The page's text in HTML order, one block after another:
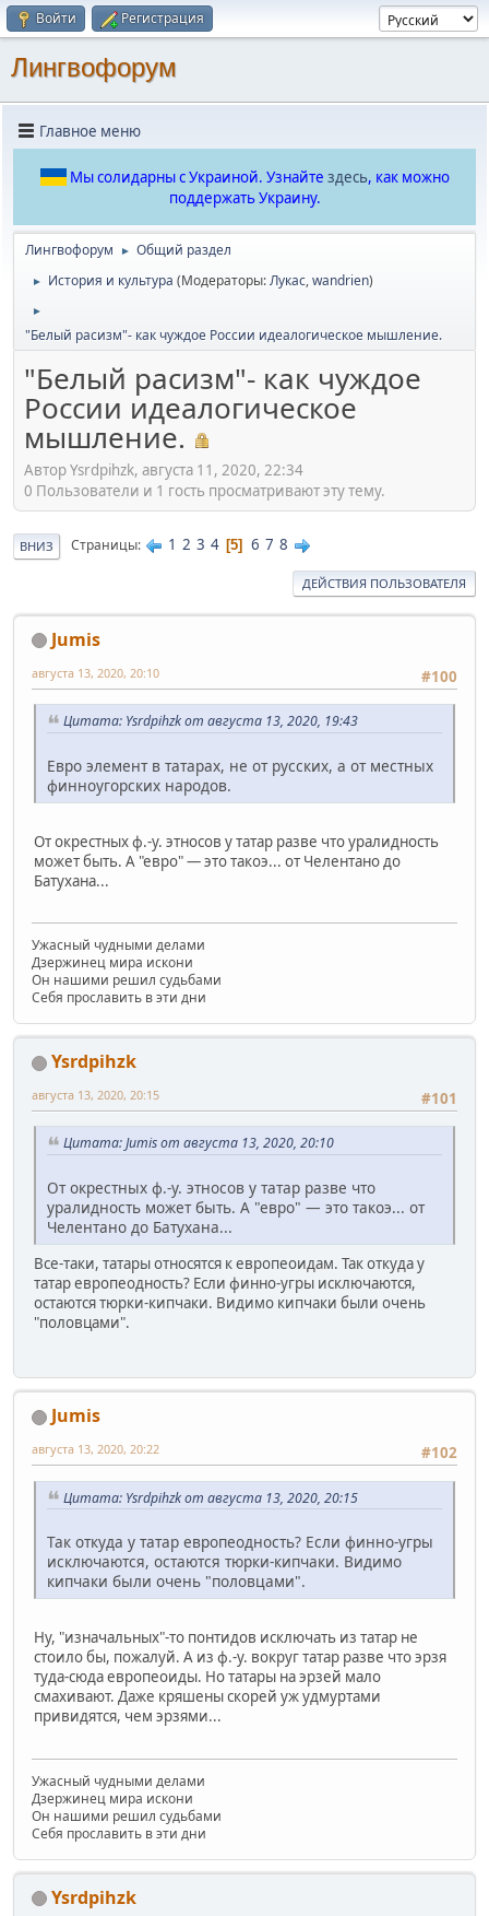
Войти Регистрация
Лингвофорум
Главное меню
Мы солидарны с Украиной. Узнайте здесь, как можно
поддержать Украину.
Лингвофорум ► Общий раздел
► История и культура (Модераторы:Лукас,wandrien)
►
"Белый расизм"- как чуждое России идеалогическое мышление.
"Белый расизм"- как чуждое
России идеалогическое
мышление.
Автор Ysrdpihzk, августа 11, 2020, 22:34
0 Пользователи и 1 гость просматривают эту тему.
ВНИЗ Страницы 1 2 3 4 5 6 7 8
ДЕЙСТВИЯ ПОЛЬЗОВАТЕЛЯ
Jumis
#100
августа 13, 2020, 20:10
Цитата: Ysrdpihzk от августа 13, 2020, 19:43
Евро элемент в татарах, не от русских, а от местных
финноугорских народов.
От окрестных ф.-у. этносов у татар разве что уралидность
может быть. А "евро" — это такоэ... от Челентано до
Батухана...
Ужасный чудными делами
Дзержинец мира искони
Он нашими решил судьбами
Себя прославить в эти дни
Ysrdpihzk
#101
августа 13, 2020, 20:15
Цитата: Jumis от августа 13, 2020, 20:10
От окрестных ф.-у. этносов у татар разве что
уралидность может быть. А "евро" — это такоэ... от
Челентано до Батухана...
Все-таки, татары относятся к европеоидам. Так откуда у
татар европеодность? Если финно-угры исключаются,
остаются тюрки-кипчаки. Видимо кипчаки были очень
"половцами".
Jumis
#102
августа 13, 2020, 20:22
Цитата: Ysrdpihzk от августа 13, 2020, 20:15
Так откуда у татар европеодность? Если финно-угры
исключаются, остаются тюрки-кипчаки. Видимо
кипчаки были очень "половцами".
Ну, "изначальных"-то понтидов исключать из татар не
стоило бы, пожалуй. А из ф.-у. вокруг татар разве что эрзя
туда-сюда европеоиды. Но татары на эрзей мало
смахивают. Даже кряшены скорей уж удмуртами
привидятся, чем эрзями...
Ужасный чудными делами
Дзержинец мира искони
Он нашими решил судьбами
Себя прославить в эти дни
Ysrdpihzk